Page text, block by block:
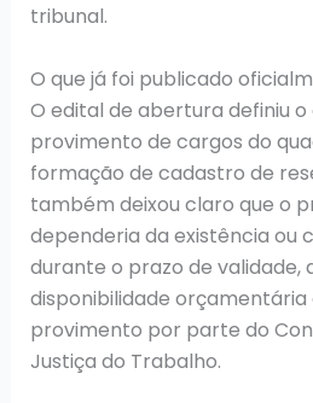
tribunal.
O que já foi publicado
O edital de abertura definiu
provimento de cargos do
formação de cadastro de
também deixou claro que o
dependeria da existência ou
durante o prazo de validade,
disponibilidade
provimento por parte do
Justiça do Trabalho.